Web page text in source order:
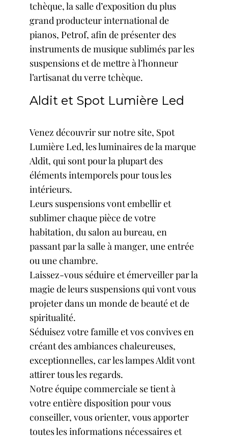
tchèque, la salle d’exposition du plus
grand producteur international de
pianos, Petrof, afin de présenter des
instruments de musique sublimés par les
suspensions et de mettre à l’honneur
l’artisanat du verre tchèque.
Aldit et Spot Lumière Led
Venez découvrir sur notre site, Spot
Lumière Led, les luminaires de la marque
Aldit, qui sont pour la plupart des
éléments intemporels pour tous les
intérieurs.
Leurs suspensionsvont embellir et
sublimer chaque pièce de votre
habitation, du salon au bureau, en
passant par la salle à manger, une entrée
ou une chambre.
Laissez-vous séduire et émerveiller par la
magie de leurs suspensions qui vont vous
projeter dans un monde de beauté et de
spiritualité.
Séduisez votre famille et vos convives en
créant des ambiances chaleureuses,
exceptionnelles, carles lampesAldit vont
attirer tous les regards.
Notre équipe commerciale se tient à
votre entière disposition pour vous
conseiller, vous orienter, vous apporter
toutes les informations nécessaires et